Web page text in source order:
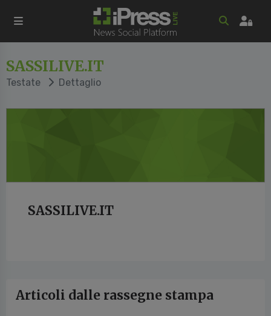
SASSILIVE.IT
Testate Dettaglio
SASSILIVE.IT
Articoli dalle rassegne stampa